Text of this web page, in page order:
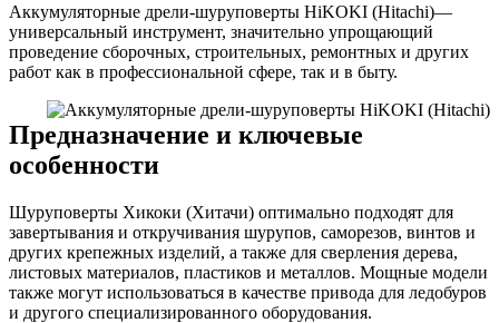
Аккумуляторные дрели-шуруповерты HiKOKI (Hitachi)—
универсальный инструмент, значительно упрощающий
проведение сборочных, строительных, ремонтных и других
работ как в профессиональной сфере, так и в быту.
Предназначение и ключевые
особенности
Шуруповерты Хикоки (Хитачи) оптимально подходят для
завертывания и откручивания шурупов, саморезов, винтов и
других крепежных изделий, а также для сверления дерева,
листовых материалов, пластиков и металлов. Мощные модели
также могут использоваться в качестве привода для ледобуров
и другого специализированного оборудования.